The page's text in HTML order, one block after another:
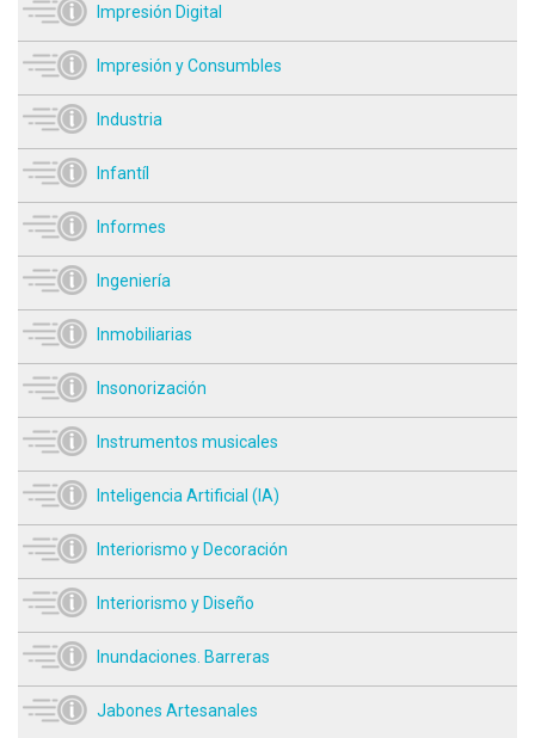
Impresión Digital
Impresión y Consumbles
Industria
Infantíl
Informes
Ingeniería
Inmobiliarias
Insonorización
Instrumentos musicales
Inteligencia Artificial (IA)
Interiorismo y Decoración
Interiorismo y Diseño
Inundaciones. Barreras
Jabones Artesanales